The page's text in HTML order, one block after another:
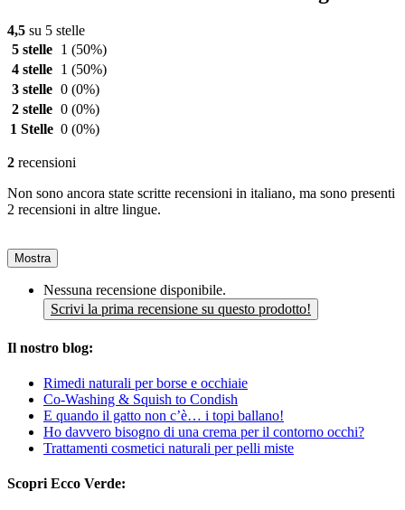
4,5 su 5 stelle
5 stelle
1 (50%)
4 stelle
1 (50%)
3 stelle 0 (0%)
2 stelle 0 (0%)
1 Stelle 0 (0%)
2 recensioni
Non sono ancora state scritte recensioni in italiano, ma sono presenti
2 recensioni in altre lingue.
Mostra
Nessuna recensione disponibile.
Scrivi la prima recensione su questo prodotto!
Il nostro blog:
Rimedi naturali per borse e occhiaie
Co-Washing & Squish to Condish
E quando il gatto non c’è… i topi ballano!
Ho davvero bisogno di una crema per il contorno occhi?
Trattamenti cosmetici naturali per pelli miste
Scopri Ecco Verde: